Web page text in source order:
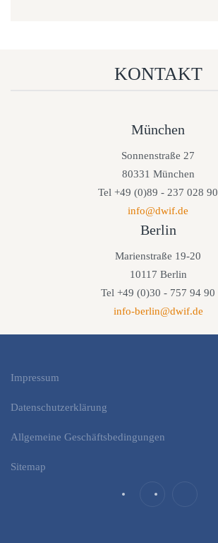
KONTAKT
München
Sonnenstraße 27
80331 München
Tel +49 (0)89 - 237 028 90
info@dwif.de
Berlin
Marienstraße 19-20
10117 Berlin
Tel +49 (0)30 - 757 94 90
info-berlin@dwif.de
Impressum
Datenschutzerklärung
Allgemeine Geschäftsbedingungen
Sitemap